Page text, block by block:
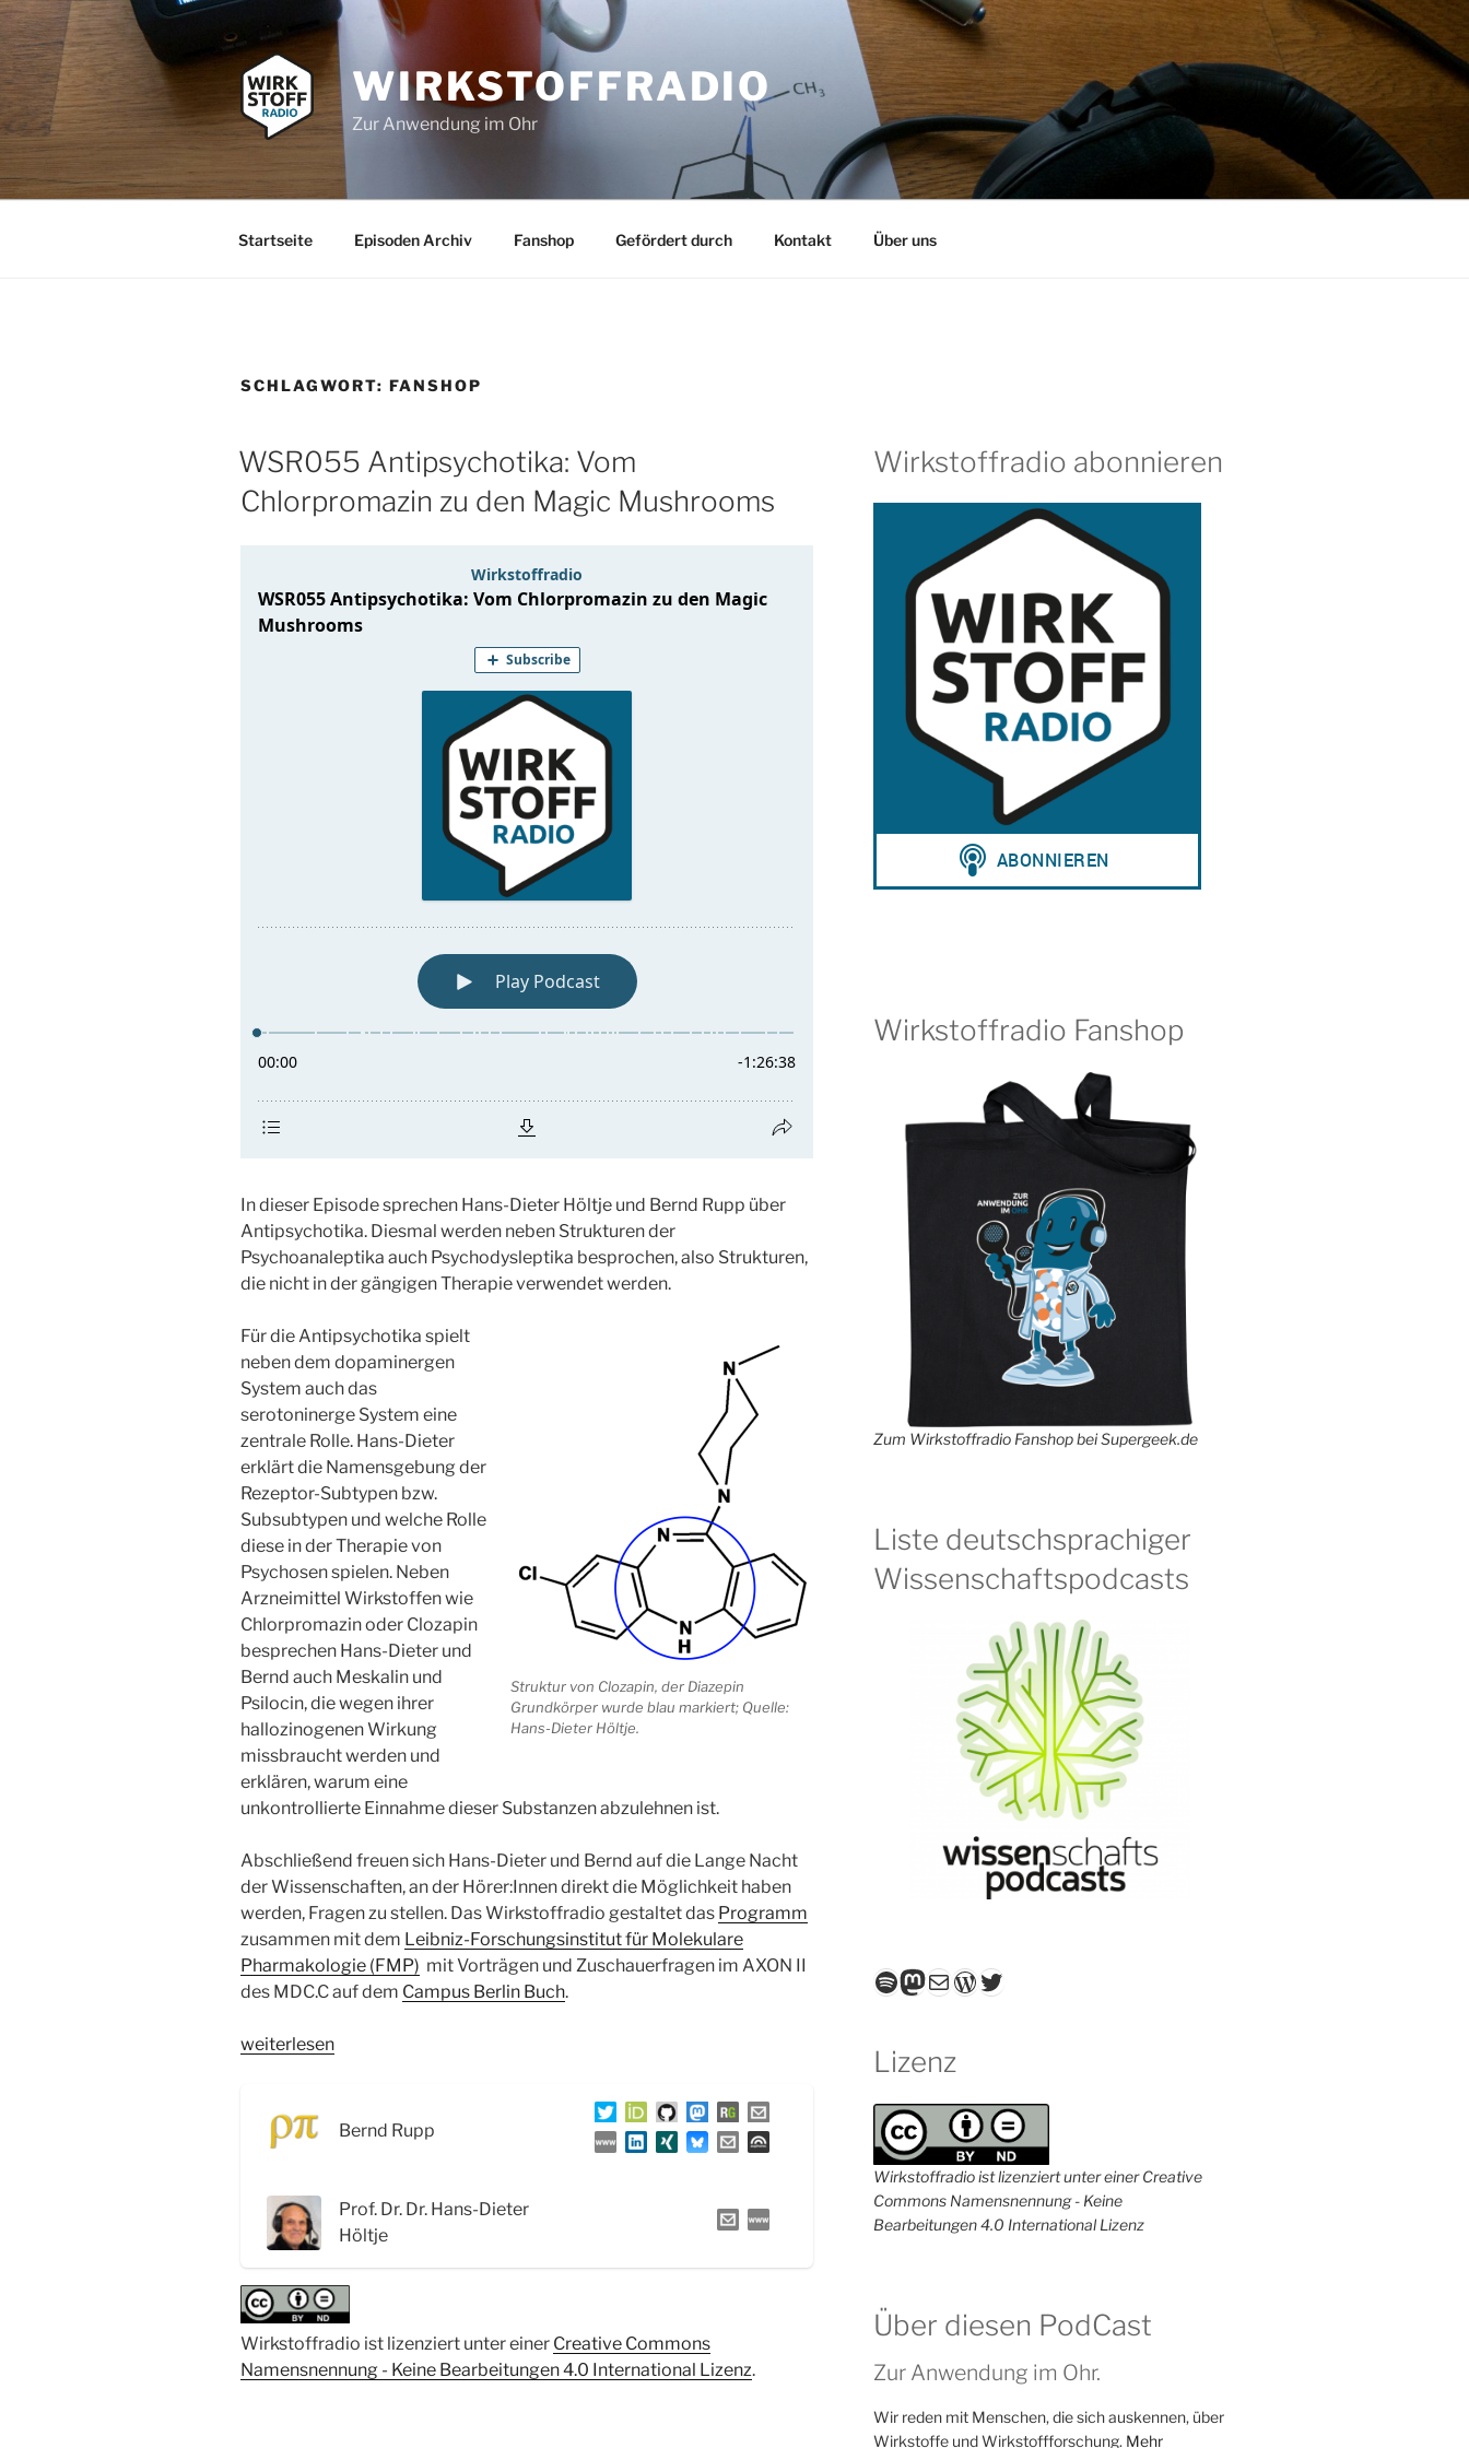
Zum
Inhalt
springen
WIRKSTOFFRADIO
Zur Anwendung im Ohr
Startseite Episoden Archiv Fanshop Gefördert durch Kontakt Über uns
SCHLAGWORT: FANSHOP
WSR055 Antipsychotika: Vom
Chlorpromazin zu den Magic Mushrooms
In dieser Episode sprechen Hans-Dieter Höltje und Bernd Rupp über
Antipsychotika. Diesmal werden neben Strukturen der
Psychoanaleptika auch Psychodysleptika besprochen, also Strukturen,
die nicht in der gängigen Therapie verwendet werden.
Struktur von Clozapin, der Diazepin
Grundkörper wurde blau markiert; Quelle:
Hans-Dieter Höltje.
Für die Antipsychotika spielt
neben dem dopaminergen
System auch das
serotoninerge System eine
zentrale Rolle. Hans-Dieter
erklärt die Namensgebung der
Rezeptor-Subtypen bzw.
Subsubtypen und welche Rolle
diese in der Therapie von
Psychosen spielen. Neben
Arzneimittel Wirkstoffen wie
Chlorpromazin oder Clozapin
besprechen Hans-Dieter und
Bernd auch Meskalin und
Psilocin, die wegen ihrer
hallozinogenen Wirkung
missbraucht werden und
erklären, warum eine
unkontrollierte Einnahme dieser Substanzen abzulehnen ist.
Abschließend freuen sich Hans-Dieter und Bernd auf die Lange Nacht
der Wissenschaften, an der Hörer:Innen direkt die Möglichkeit haben
werden, Fragen zu stellen. Das Wirkstoffradio gestaltet das Programm
zusammen mit dem Leibniz-Forschungsinstitut für Molekulare
Pharmakologie (FMP) mit Vorträgen und Zuschauerfragen im AXON II
des MDC.C auf dem Campus Berlin Buch.
„WSR055
Chlorpromazin
Magic
Mushrooms“
weiterlesen
Bernd Rupp
Prof. Dr. Dr. Hans-Dieter
Höltje
Wirkstoffradio ist lizenziert unter einer Creative Commons
Namensnennung - Keine Bearbeitungen 4.0 International Lizenz.
Wirkstoffradio abonnieren
Wirkstoffradio Fanshop
Zum Wirkstoffradio Fanshop bei Supergeek.de
Liste deutschsprachiger
Wissenschaftspodcasts
Spotify
Mastodon
E-MailWordPress
Twitter
Lizenz
Wirkstoffradio ist lizenziert unter einer Creative
Commons Namensnennung - Keine
Bearbeitungen 4.0 International Lizenz
Über diesen PodCast
Zur Anwendung im Ohr.
Wir reden mit Menschen, die sich auskennen, über
Wirkstoffe und Wirkstoffforschung. Mehr